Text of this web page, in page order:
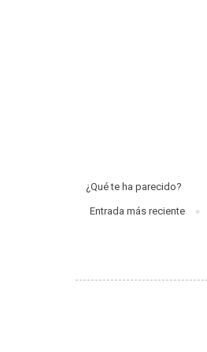
¿Qué te ha parecido?
Entrada más reciente